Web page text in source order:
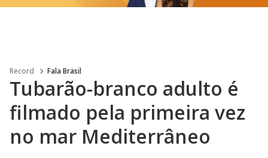
Record Fala Brasil
Tubarão-branco adulto é
filmado pela primeira vez
no mar Mediterrâneo